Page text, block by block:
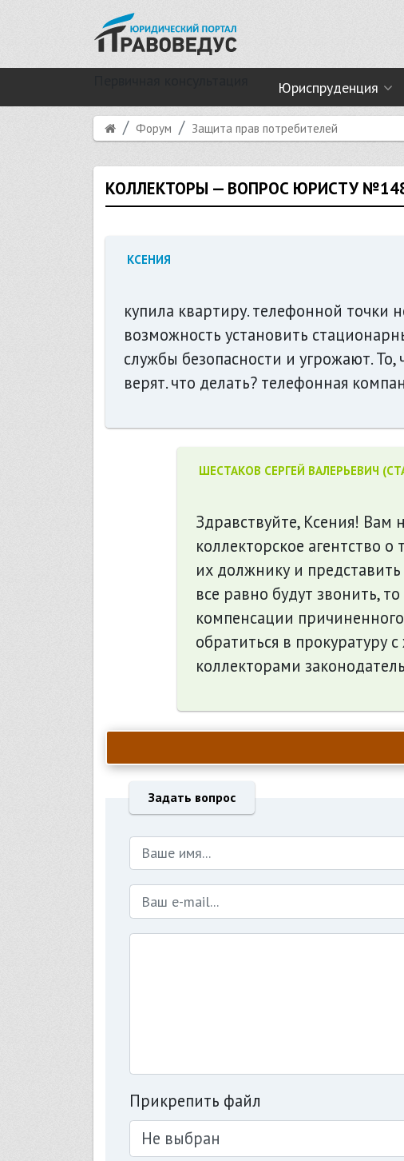
Юриспруденция
Форум Защита прав потребителей
КОЛЛЕКТОРЫ — ВОПРОС ЮРИСТУ
КСЕНИЯ
купила квартиру. телефонной точки
возможность установить
службы безопасности и угрожают.
верят. что делать? телефонная
ШЕСТАКОВ СЕРГЕЙ ВАЛЕРЬЕВИЧ
Здравствуйте, Ксения! Вам
коллекторское агентство
их должнику и
все равно будут звонить,
компенсации
обратиться в прокуратуру
коллекторами
Задать вопрос
Прикрепить файл
Не выбран